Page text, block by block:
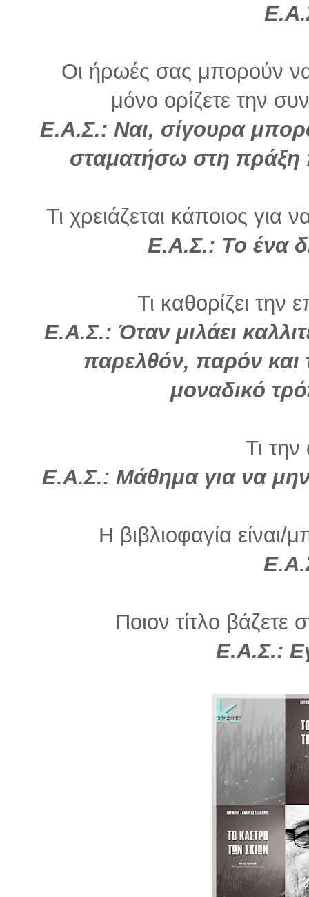
Οι ήρωές σας μπορούν
μόνο ορίζετε την
Ε.Α.Σ.: Ναι, σίγουρα
σταματήσω στη πράξη
Τι χρειάζεται κάποιος για
Ε.Α.Σ.: Το ένα
Τι καθορίζει την
Ε.Α.Σ.: Όταν μιλάει
παρελθόν, παρόν και
μοναδικό
Τι
Ε.Α.Σ.: Μάθημα για να
Η βιβλιοφαγία είναι/
Ποιον τίτλο βάζετε
Ε.Α.Σ.: